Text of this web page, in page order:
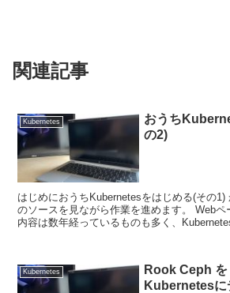
関連記事
Kubernetes
おうち
の2)
はじめにおうちKubernetesをはじめる(その
のソースを見ながら作業を進めます。 Webペ
内容は数年経っているものも多く、
Kubernetes
Rook Ceph を
Kubernetesに